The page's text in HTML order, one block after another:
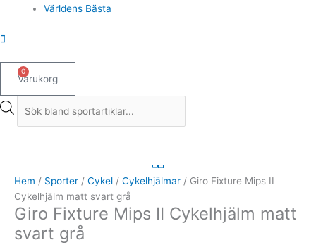
Världens Bästa
0
Varukorg
Hem / Sporter / Cykel / Cykelhjälmar / Giro Fixture Mips II
Cykelhjälm matt svart grå
Giro Fixture Mips II Cykelhjälm matt
svart grå